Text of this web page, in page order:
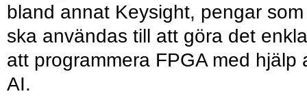
bland annat Keysight, pengar som
ska användas till att göra det
att programmera FPGA med hjälp
AI.